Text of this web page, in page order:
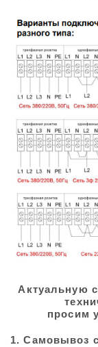
Актуальную
просим
1. Самовывоз